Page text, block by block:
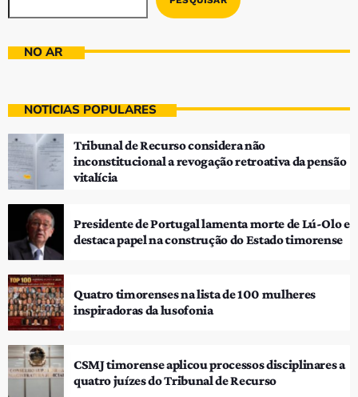
NO AR
NOTÍCIAS POPULARES
Tribunal de Recurso considera não
inconstitucional a revogação retroativa da pensão
vitalícia
Presidente de Portugal lamenta morte de Lú-Olo e
destaca papel na construção do Estado timorense
Quatro timorenses na lista de 100 mulheres
inspiradoras da lusofonia
CSMJ timorense aplicou processos disciplinares a
quatro juízes do Tribunal de Recurso